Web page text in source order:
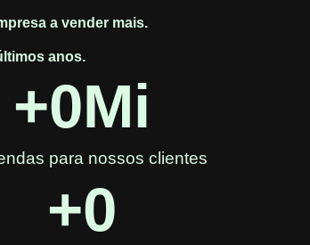
a vender mais.
anos.
para nossos clientes
+0Mi
+0